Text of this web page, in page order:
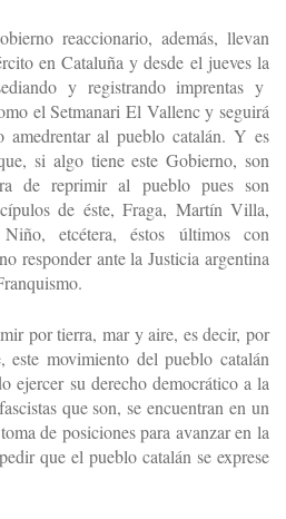
reaccionario, además, llevan
en Cataluña y desde el jueves la
y registrando imprentas y
el Setmanari El Vallenc y seguirá
amedrentar al pueblo catalán. Y es
si algo tiene este Gobierno, son
de reprimir al pueblo pues son
de éste, Fraga, Martín Villa,
etcétera, éstos últimos con
responder ante la Justicia argentina
por tierra, mar y aire, es decir, por
este movimiento del pueblo catalán
ejercer su derecho democrático a la
que son, se encuentran en un
de posiciones para avanzar en la
que el pueblo catalán se exprese